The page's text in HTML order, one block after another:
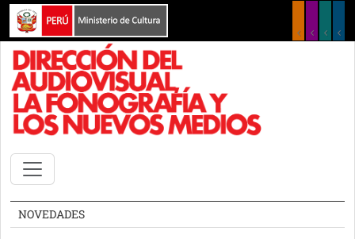
Pasar al contenido principal
NOVEDADES